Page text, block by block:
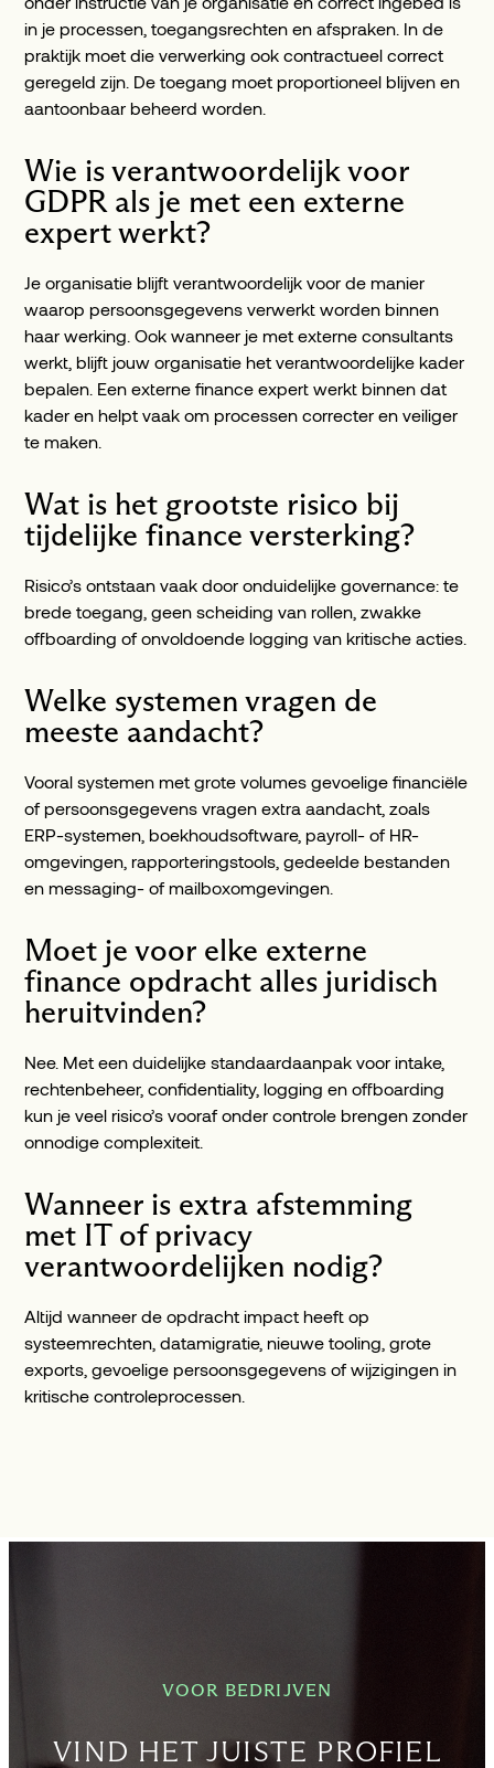
in je processen, toegangsrechten en afspraken. In de
praktijk moet die verwerking ook contractueel correct
geregeld zijn. De toegang moet proportioneel blijven en
aantoonbaar beheerd worden.
Wie is verantwoordelijk voor
GDPR als je met een externe
expert werkt?
Je organisatie blijft verantwoordelijk voor de manier
waarop persoonsgegevens verwerkt worden binnen
haar werking. Ook wanneer je met externe consultants
werkt, blijft jouw organisatie het verantwoordelijke kader
bepalen. Een externe finance expert werkt binnen dat
kader en helpt vaak om processen correcter en veiliger
te maken.
Wat is het grootste risico bij
tijdelijke finance versterking?
Risico’s ontstaan vaak door onduidelijke governance: te
brede toegang, geen scheiding van rollen, zwakke
offboarding of onvoldoende logging van kritische acties.
Welke systemen vragen de
meeste aandacht?
Vooral systemen met grote volumes gevoelige financiële
of persoonsgegevens vragen extra aandacht, zoals
ERP-systemen, boekhoudsoftware, payroll- of HR-
omgevingen, rapporteringstools, gedeelde bestanden
en messaging- of mailboxomgevingen.
Moet je voor elke externe
finance opdracht alles juridisch
heruitvinden?
Nee. Met een duidelijke standaardaanpak voor intake,
rechtenbeheer, confidentiality, logging en offboarding
kun je veel risico’s vooraf onder controle brengen zonder
onnodige complexiteit.
Wanneer is extra afstemming
met IT of privacy
verantwoordelijken nodig?
Altijd wanneer de opdracht impact heeft op
systeemrechten, datamigratie, nieuwe tooling, grote
exports, gevoelige persoonsgegevens of wijzigingen in
kritische controleprocessen.
VOOR BEDRIJVEN
VIND HET JUISTE PROFIEL